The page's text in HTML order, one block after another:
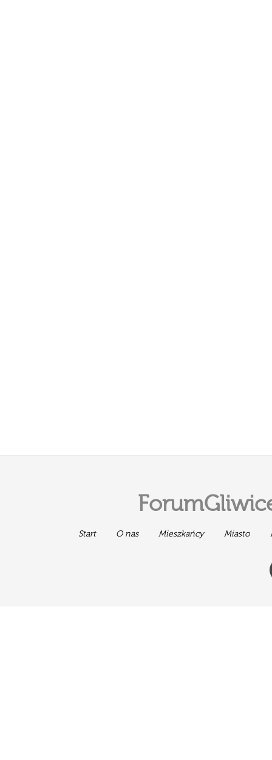
Start O nas Mieszkańcy Miasto